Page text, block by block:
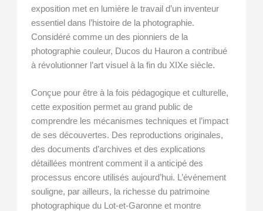
exposition met en lumière le travail d’un inventeur
essentiel dans l’histoire de la photographie.
Considéré comme un des pionniers de la
photographie couleur, Ducos du Hauron a contribué
à révolutionner l’art visuel à la fin du XIXe siècle.
Conçue pour être à la fois pédagogique et culturelle,
cette exposition permet au grand public de
comprendre les mécanismes techniques et l’impact
de ses découvertes. Des reproductions originales,
des documents d’archives et des explications
détaillées montrent comment il a anticipé des
processus encore utilisés aujourd’hui. L’événement
souligne, par ailleurs, la richesse du patrimoine
photographique du Lot-et-Garonne et montre